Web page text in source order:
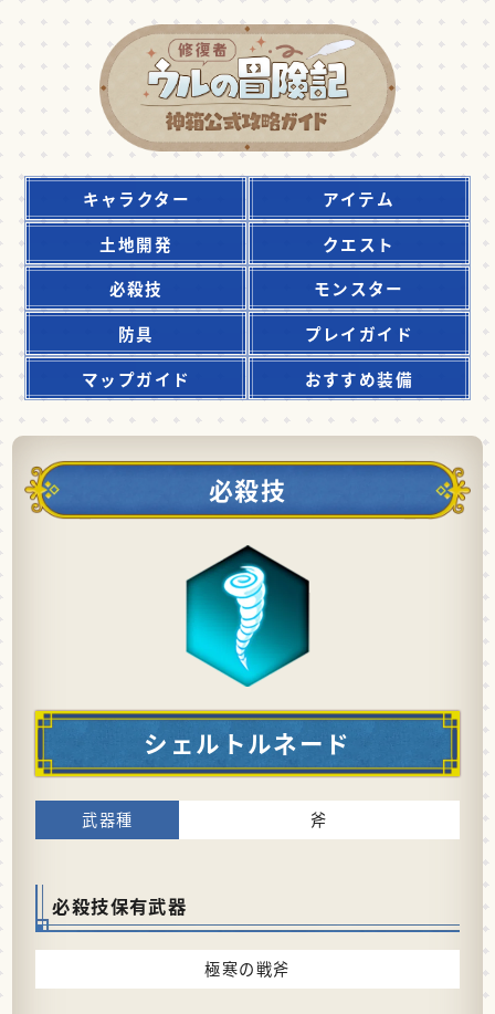
キャラクター
アイテム
土地開発
クエスト
必殺技
モンスター
防具
プレイガイド
マップガイド
おすすめ装備
必殺技
シェルトルネード
斧
必殺技保有武器
極寒の戦斧